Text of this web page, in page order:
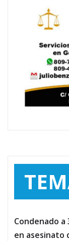
Condenado
en asesinato